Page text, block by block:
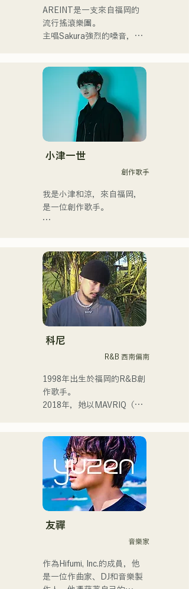
す。
アーティストの日本人父と
アメリカ人母から生まれた
AREINT是一支來自福岡的
流行搖滾樂團。
主唱Sakura強烈的嗓音，與
合，共同創造出一種既引人
入勝又熟悉的搖滾樂，這就
是AREINT的獨特之處。
他們的歌曲《Remember
Me》被選為「KBC Radio
Hawks Live 2024」的片頭
曲。
小津一世
創作歌手
我是小津和涼，來自福岡，
是一位創作歌手。
中表演！
我從小就熱愛音樂。
進入高中後，我開始在眾人
面前唱歌，並決定成為一名
歌手。
生共鳴的音樂。
・榮獲2022年度
將於2024年擔任KBC Radio
的片頭曲。
我預計在2024年12月24日在
大丸廣場舉行的慈善音樂馬
拉鬆上亮相。
科尼
R&B 西南偏南
1998年出生於福岡的R&B創
作歌手。
2018年，她以MAVRIQ（原
音樂生涯。
2022年，她以Kønny為藝名
開始個人活動。
她融合了自童年時代便深受
影響的90年代和00年代的
R&B音樂，追求著全新的音
樂風格。甜美的嗓音和偶爾
請關注她幹練的風格。
友禪
音樂家
作為Hifumi, Inc.的成員，他
是一位作曲家、DJ和音樂製